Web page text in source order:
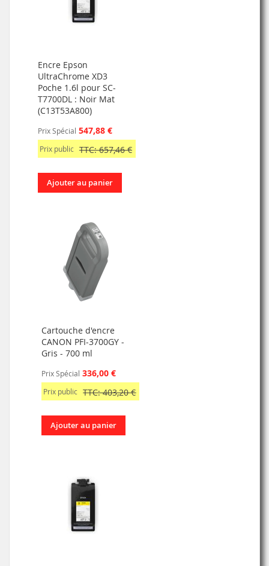
Encre Epson
UltraChrome XD3
Poche 1.6l pour SC-
T7700DL : Noir Mat
(C13T53A800)
Prix Spécial 547,88 €
Prix public TTC: 657,46 €
Ajouter au panier
Cartouche d'encre
CANON PFI-3700GY -
Gris - 700 ml
Prix Spécial 336,00 €
Prix public TTC: 403,20 €
Ajouter au panier